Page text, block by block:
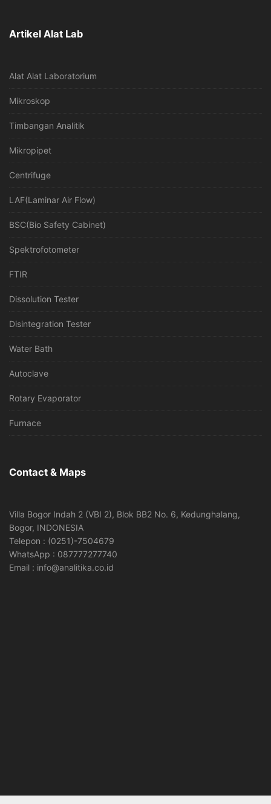
Artikel Alat Lab
Alat Alat Laboratorium
Mikroskop
Timbangan Analitik
Mikropipet
Centrifuge
LAF(Laminar Air Flow)
BSC(Bio Safety Cabinet)
Spektrofotometer
FTIR
Dissolution Tester
Disintegration Tester
Water Bath
Autoclave
Rotary Evaporator
Furnace
Contact & Maps
Villa Bogor Indah 2 (VBI 2), Blok BB2 No. 6, Kedunghalang,
Bogor, INDONESIA
Telepon : (0251)-7504679
WhatsApp : 087777277740
Email : info@analitika.co.id